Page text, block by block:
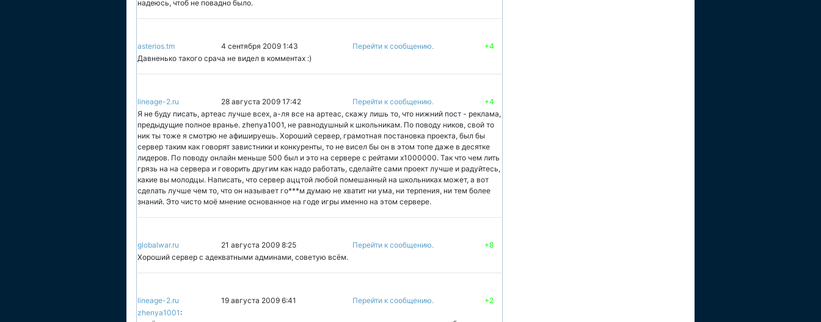
надеюсь, чтоб не повадно было.
asterios.tm 4 сентября 2009 1:43 Перейти к сообщению.
+4
Давненько такого срача не видел в комментах :)
lineage-2.ru 28 августа 2009 17:42 Перейти к сообщению.
+4
Я не буду писать, артеас лучше всех, а-ля все на артеас, скажу лишь то, что нижний пост - реклама,
предыдущие полное вранье. zhenya1001, не равнодушный к школьникам. По поводу ников, свой то
ник ты тоже я смотрю не афишируешь. Хороший сервер, грамотная постановка проекта, был бы
сервер таким как говорят завистники и конкуренты, то не висел бы он в этом топе даже в десятке
лидеров. По поводу онлайн меньше 500 был и это на сервере с рейтами х1000000. Так что чем лить
грязь на на сервера и говорить другим как надо работать, сделайте сами проект лучше и радуйтесь,
какие вы молодцы. Написать, что сервер аццтой любой помешанный на школьниках может, а вот
сделать лучше чем то, что он называет го***м думаю не хватит ни ума, ни терпения, ни тем более
знаний. Это чисто моё мнение основанное на годе игры именно на этом сервере.
globalwar.ru 21 августа 2009 8:25 Перейти к сообщению.
+8
Хороший сервер с адекватными админами, советую всём.
lineage-2.ru 19 августа 2009 6:41 Перейти к сообщению.
+2
zhenya1001 :